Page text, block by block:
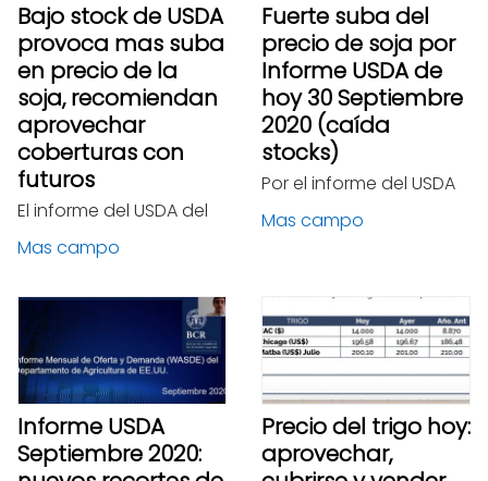
Bajo stock de USDA
provoca mas suba
en precio de la
soja, recomiendan
aprovechar
coberturas con
futuros
El informe del USDA del
Mas campo
Fuerte suba del
precio de soja por
Informe USDA de
hoy 30 Septiembre
2020 (caída
stocks)
Por el informe del USDA
Mas campo
Informe USDA
Septiembre 2020:
Precio del trigo hoy:
aprovechar,